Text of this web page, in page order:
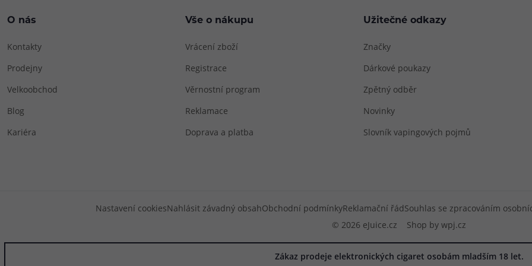
O nás
Kontakty
Prodejny
Velkoobchod
Blog
Kariéra
Vše o nákupu
Vrácení zboží
Registrace
Věrnostní program
Reklamace
Doprava a platba
Užitečné odkazy
Značky
Dárkové poukazy
Zpětný odběr
Novinky
Slovník vapingových pojmů
© 2026 eJuice.cz
Nastavení cookiesNahlásit závadný obsahObchodní podmínkyReklamační řádSouhlas se zpracováním
Shop by wpj.cz
Zákaz prodeje elektronických cigaret osobám mladším 18 let.